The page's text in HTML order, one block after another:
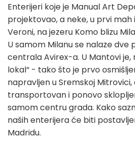
Enterijeri koje je Manual Art
projektovao, a neke, u prvi mah
Veroni, na jezeru Komo blizu
U samom Milanu se nalaze dve
centrala Avirex-a. U Mantovi
lokal“ - tako što je prvo
napravljen u Sremskoj
transportovan i ponovo
samom centru grada. Kako
naših enterijera će biti
Madridu.